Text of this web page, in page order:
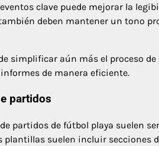
clave puede mejorar la
deben mantener un tono
simplificar aún más el proceso
de manera eficiente.
partidos
partidos de fútbol playa suelen
suelen incluir secciones